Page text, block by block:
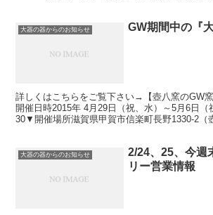
大器の器からのお知らせ GW期間中の『
詳しくはこちらをご覧下さい→【壺八窯のGW
開催日時2015年 4月29日（祝、水）～5月6日（
30▼開催場所滋賀県甲賀市信楽町長野1330-2（
大器の器からのお知らせ
2/24、25、今週
リー営業情報